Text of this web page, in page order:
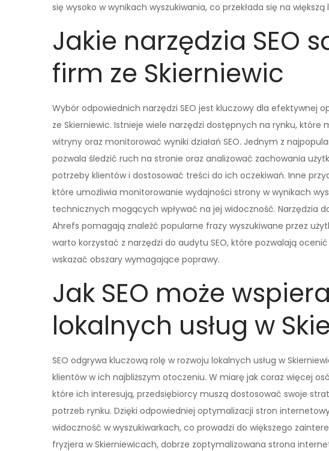
się wysoko w wynikach wyszukiwania, co przekłada się na
Jakie narzędzia SEO
firm ze Skierniewic
Wybór odpowiednich narzędzi SEO jest kluczowy dla
ze Skierniewic. Istnieje wiele narzędzi dostępnych na rynku,
witryny oraz monitorować wyniki działań SEO. Jednym z
pozwala śledzić ruch na stronie oraz analizować zachowania
potrzeby klientów i dostosować treści do ich oczekiwań. Inne
które umożliwia monitorowanie wydajności strony w wynikach
technicznych mogących wpływać na jej widoczność. Narzędzia
Ahrefs pomagają znaleźć popularne frazy wyszukiwane przez
warto korzystać z narzędzi do audytu SEO, które pozwalają
wskazać obszary wymagające poprawy.
Jak SEO może
lokalnych usług w
SEO odgrywa kluczową rolę w rozwoju lokalnych usług w
klientów w ich najbliższym otoczeniu. W miarę jak coraz więcej
które ich interesują, przedsiębiorcy muszą dostosować swoje
potrzeb rynku. Dzięki odpowiedniej optymalizacji stron
widoczność w wyszukiwarkach, co prowadzi do większego
fryzjera w Skierniewicach, dobrze zoptymalizowana strona